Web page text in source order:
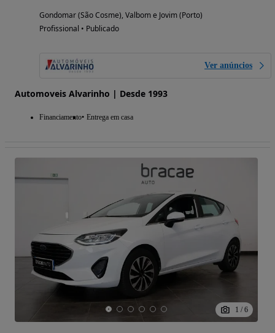
Gondomar (São Cosme), Valbom e Jovim (Porto)
Profissional • Publicado
Ver anúncios
Automoveis Alvarinho | Desde 1993
Financiamento Entrega em casa
1 / 6